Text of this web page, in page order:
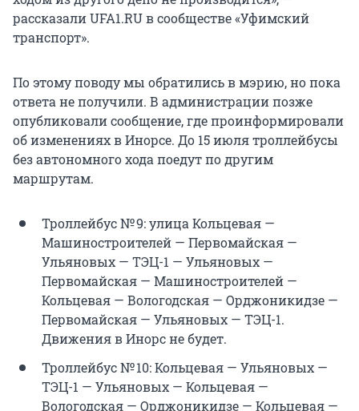
рассказали UFA1.RU в сообществе «Уфимский
транспорт».
По этому поводу мы обратились в мэрию, но пока
ответа не получили. В администрации позже
опубликовали сообщение, где проинформировали
об изменениях в Инорсе. До 15 июля троллейбусы
без автономного хода поедут по другим
маршрутам.
Троллейбус № 9: улица Кольцевая —
Машиностроителей — Первомайская —
Ульяновых — ТЭЦ-1 — Ульяновых —
Первомайская — Машиностроителей —
Кольцевая — Вологодская — Орджоникидзе —
Первомайская — Ульяновых — ТЭЦ-1.
Движения в Инорс не будет.
Троллейбус № 10: Кольцевая — Ульяновых —
ТЭЦ-1 — Ульяновых — Кольцевая —
Вологодская — Орджоникидзе — Кольцевая —